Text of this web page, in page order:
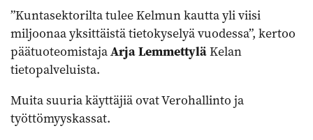
”Kuntasektorilta tulee Kelmun kautta yli viisi
miljoonaa yksittäistä tietokyselyä vuodessa”, kertoo
päätuoteomistajaArja LemmettyläKelan
tietopalveluista.
Muita suuria käyttäjiä ovat Verohallinto ja
työttömyyskassat.